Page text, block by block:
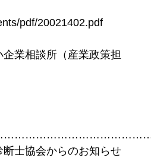
pdf/20021402.pdf
業相談所（産業政策担
士協会からのお知らせ